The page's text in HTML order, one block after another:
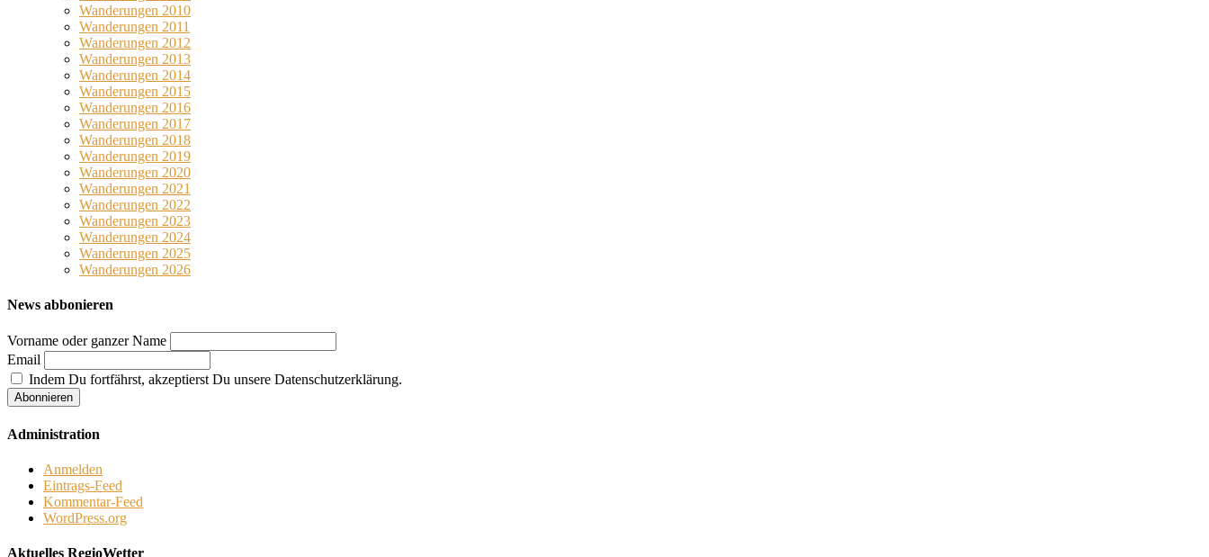
Wanderungen 2010
Wanderungen 2011
Wanderungen 2012
Wanderungen 2013
Wanderungen 2014
Wanderungen 2015
Wanderungen 2016
Wanderungen 2017
Wanderungen 2018
Wanderungen 2019
Wanderungen 2020
Wanderungen 2021
Wanderungen 2022
Wanderungen 2023
Wanderungen 2024
Wanderungen 2025
Wanderungen 2026
News abbonieren
Vorname oder ganzer Name
Email
Indem Du fortfährst, akzeptierst Du unsere Datenschutzerklärung.
Administration
Anmelden
Eintrags-Feed
Kommentar-Feed
WordPress.org
Aktuelles RegioWetter